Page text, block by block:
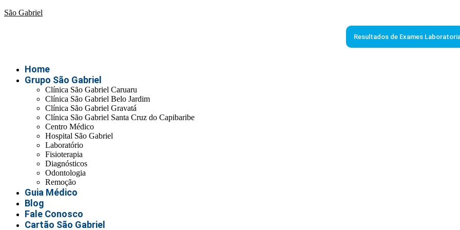
São Gabriel
Resultados de Exames
Home
Grupo São Gabriel
Clínica São Gabriel Caruaru
Clínica São Gabriel Belo Jardim
Clínica São Gabriel Gravatá
Clínica São Gabriel Santa Cruz do Capibaribe
Centro Médico
Hospital São Gabriel
Laboratório
Fisioterapia
Diagnósticos
Odontologia
Remoção
Guia Médico
Blog
Fale Conosco
Cartão São Gabriel